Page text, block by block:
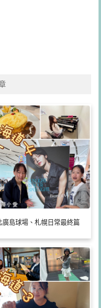
島球場、札幌日常最終篇